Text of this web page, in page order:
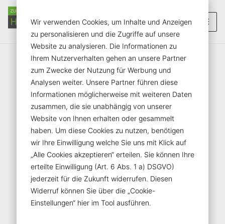
Inhalt der Seite anspringen
Informationen und Einstellungen zur Barrierefreiheit
Menü
Wir verwenden Cookies, um Inhalte und Anzeigen
zu personalisieren und die Zugriffe auf unsere
Website zu analysieren. Die Informationen zu
Ihrem Nutzerverhalten gehen an unsere Partner
zum Zwecke der Nutzung für Werbung und
Analysen weiter. Unsere Partner führen diese
Informationen möglicherweise mit weiteren Daten
zusammen, die sie unabhängig von unserer
Website von Ihnen erhalten oder gesammelt
haben. Um diese Cookies zu nutzen, benötigen
wir Ihre Einwilligung welche Sie uns mit Klick auf
„Alle Cookies akzeptieren“ erteilen. Sie können Ihre
erteilte Einwilligung (Art. 6 Abs. 1 a) DSGVO)
jederzeit für die Zukunft widerrufen. Diesen
Widerruf können Sie über die „Cookie-
Einstellungen“ hier im Tool ausführen.